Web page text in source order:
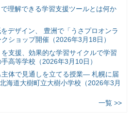
で理解できる学習支援ツールとは何か
デザイン、 豊洲で「うさプロオンラ
ショップ開催（2026年3月18日）
支援、効果的な学習サイクルで学習
高等学校（2026年3月10日）
主体で見通しを立てる授業— 札幌に届
海道大樹町立大樹小学校（2026年3月
一覧 >>